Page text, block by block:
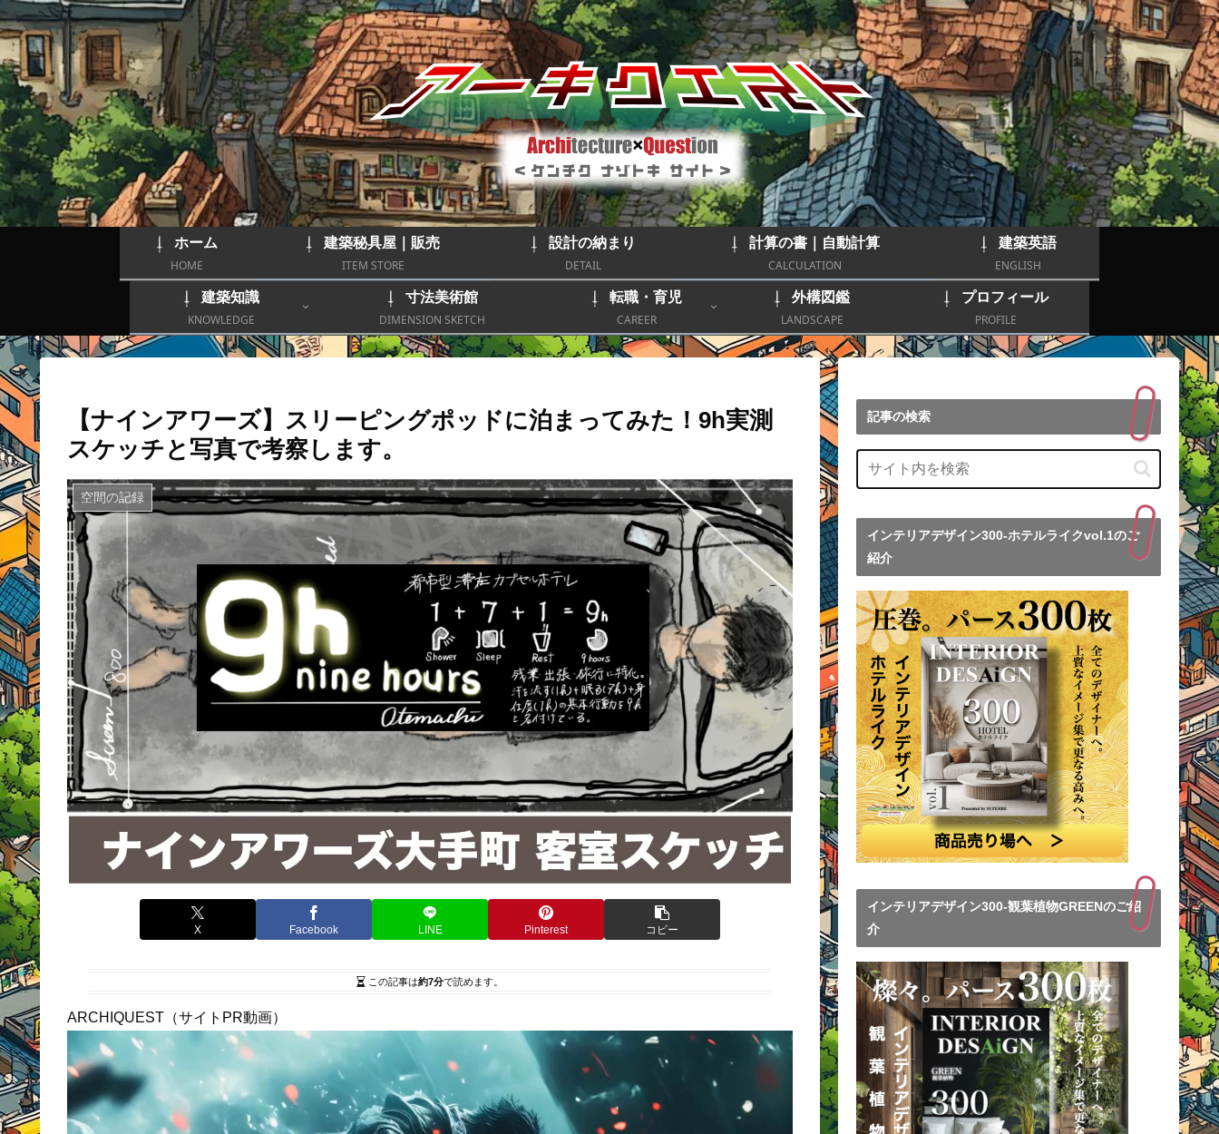
ホーム
HOME
建築秘具屋｜販売
ITEM STORE
設計の納まり
DETAIL
計算の書｜自動計算
CALCULATION
建築英語
ENGLISH
建築知識
KNOWLEDGE
寸法美術館
DIMENSION SKETCH
転職・育児
CAREER
外構図鑑
LANDSCAPE
プロフィール
PROFILE
【ナインアワーズ】スリーピングポッドに泊まってみた！9h実測
スケッチと写真で考察します。
空間の記録
X Facebook LINE Pinterest コピー
この記事は約7分で読めます。
ARCHIQUEST（サイトPR動画）
画
レ
記事の検索
インテリアデザイン300-ホテルライクvol.1のご
紹介
インテリアデザイン300-観葉植物GREENのご紹
介